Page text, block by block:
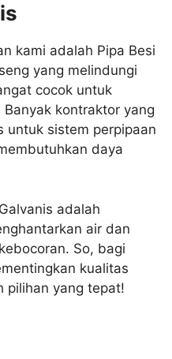
kami adalah Pipa Besi
yang melindungi
cocok untuk
kontraktor yang
untuk sistem perpipaan
daya
adalah
air dan
So, bagi
kualitas
pilihan yang tepat!